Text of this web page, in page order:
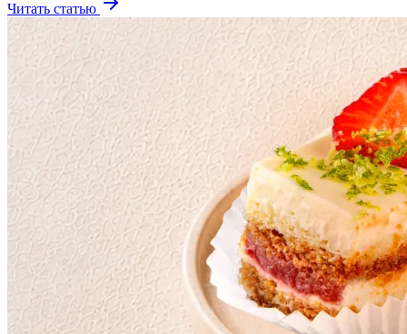
Читать статью